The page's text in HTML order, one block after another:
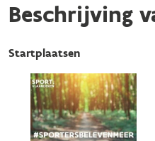
Beschrijving
Startplaatsen